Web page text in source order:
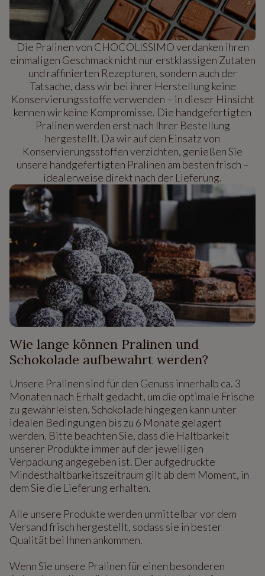
Die Pralinen von CHOCOLISSIMO verdanken ihren
einmaligen Geschmack nicht nur erstklassigen Zutaten
und raffinierten Rezepturen, sondern auch der
Tatsache, dass wir bei ihrer Herstellung keine
Konservierungsstoffe verwenden – in dieser Hinsicht
kennen wir keine Kompromisse. Die handgefertigten
Pralinen werden erst nach Ihrer Bestellung
hergestellt. Da wir auf den Einsatz von
Konservierungsstoffen verzichten, genießen Sie
unsere handgefertigten Pralinen am besten frisch –
idealerweise direkt nach der Lieferung.
Wie lange können Pralinen und
Schokolade aufbewahrt werden?
Unsere Pralinen sind für den Genuss innerhalb ca. 3
Monaten nach Erhalt gedacht, um die optimale Frische
zu gewährleisten. Schokolade hingegen kann unter
idealen Bedingungen bis zu 6 Monate gelagert
werden. Bitte beachten Sie, dass die Haltbarkeit
unserer Produkte immer auf der jeweiligen
Verpackung angegeben ist. Der aufgedruckte
Mindesthaltbarkeitszeitraum gilt ab dem Moment, in
dem Sie die Lieferung erhalten.
Alle unsere Produkte werden unmittelbar vor dem
Versand frisch hergestellt, sodass sie in bester
Qualität bei Ihnen ankommen.
Wenn Sie unsere Pralinen für einen besonderen